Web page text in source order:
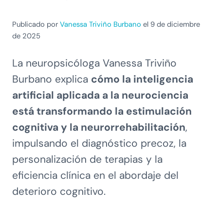
Publicado por Vanessa Triviño Burbano el 9 de diciembre
de 2025
La neuropsicóloga Vanessa Triviño
Burbano explica cómo la inteligencia
artificial aplicada a la neurociencia
está transformando la estimulación
cognitiva y la neurorrehabilitación,
impulsando el diagnóstico precoz, la
personalización de terapias y la
eficiencia clínica en el abordaje del
deterioro cognitivo.